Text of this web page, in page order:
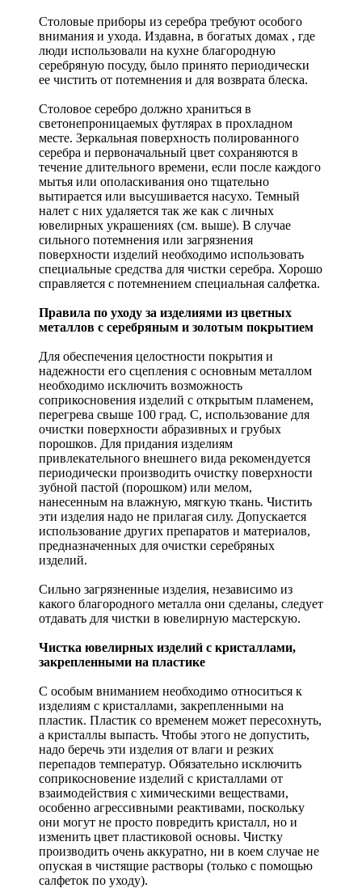
Столовые приборы из серебра требуют особого
внимания и ухода. Издавна, в богатых домах , где
люди использовали на кухне благородную
серебряную посуду, было принято периодически
ее чистить от потемнения и для возврата блеска.
Столовое серебро должно храниться в
светонепроницаемых футлярах в прохладном
месте. Зеркальная поверхность полированного
серебра и первоначальный цвет сохраняются в
течение длительного времени, если после каждого
мытья или ополаскивания оно тщательно
вытирается или высушивается насухо. Темный
налет с них удаляется так же как с личных
ювелирных украшениях (см. выше). В случае
сильного потемнения или загрязнения
поверхности изделий необходимо использовать
специальные средства для чистки серебра. Хорошо
справляется с потемнением специальная салфетка.
Правила по уходу за изделиями из цветных
металлов с серебряным и золотым покрытием
Для обеспечения целостности покрытия и
надежности его сцепления с основным металлом
необходимо исключить возможность
соприкосновения изделий с открытым пламенем,
перегрева свыше 100 град. С, использование для
очистки поверхности абразивных и грубых
порошков. Для придания изделиям
привлекательного внешнего вида рекомендуется
периодически производить очистку поверхности
зубной пастой (порошком) или мелом,
нанесенным на влажную, мягкую ткань. Чистить
эти изделия надо не прилагая силу. Допускается
использование других препаратов и материалов,
предназначенных для очистки серебряных
изделий.
Сильно загрязненные изделия, независимо из
какого благородного металла они сделаны, следует
отдавать для чистки в ювелирную мастерскую.
Чистка ювелирных изделий с кристаллами,
закрепленными на пластике
С особым вниманием необходимо относиться к
изделиям с кристаллами, закрепленными на
пластик. Пластик со временем может пересохнуть,
а кристаллы выпасть. Чтобы этого не допустить,
надо беречь эти изделия от влаги и резких
перепадов температур. Обязательно исключить
соприкосновение изделий с кристаллами от
взаимодействия с химическими веществами,
особенно агрессивными реактивами, поскольку
они могут не просто повредить кристалл, но и
изменить цвет пластиковой основы. Чистку
производить очень аккуратно, ни в коем случае не
опуская в чистящие растворы (только с помощью
салфеток по уходу).